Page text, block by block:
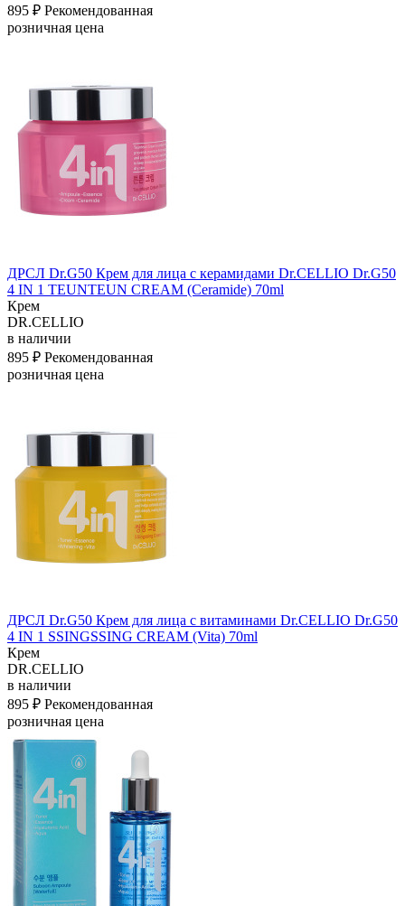
895 ₽ Рекомендованная
розничная цена
ДРСЛ Dr.G50 Крем для лица с керамидами Dr.CELLIO Dr.G50
4 IN 1 TEUNTEUN CREAM (Ceramide) 70ml
Крем
DR.CELLIO
в наличии
895 ₽ Рекомендованная
розничная цена
ДРСЛ Dr.G50 Крем для лица с витаминами Dr.CELLIO Dr.G50
4 IN 1 SSINGSSING CREAM (Vita) 70ml
Крем
DR.CELLIO
в наличии
895 ₽ Рекомендованная
розничная цена